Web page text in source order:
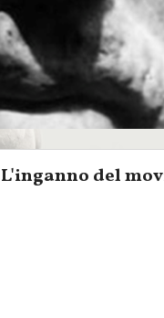
L'inganno del